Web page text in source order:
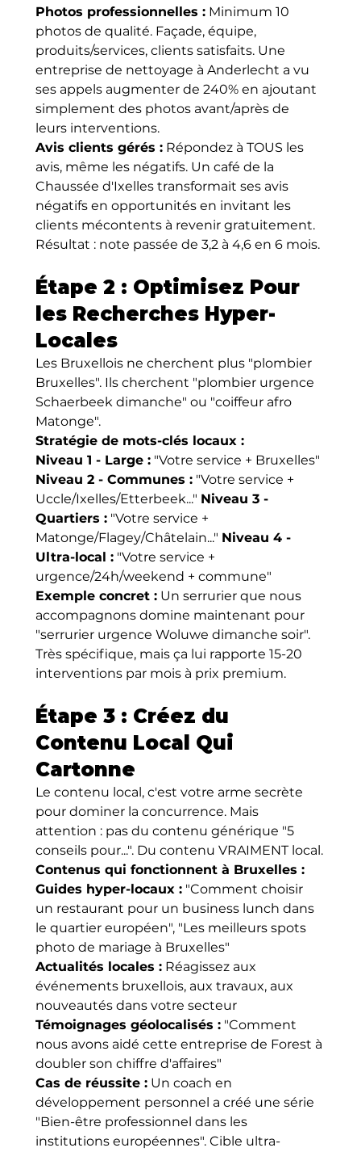
Photos professionnelles : Minimum 10
photos de qualité. Façade, équipe,
produits/services, clients satisfaits. Une
entreprise de nettoyage à Anderlecht a vu
ses appels augmenter de 240% en ajoutant
simplement des photos avant/après de
leurs interventions.
Avis clients gérés : Répondez à TOUS les
avis, même les négatifs. Un café de la
Chaussée d'Ixelles transformait ses avis
négatifs en opportunités en invitant les
clients mécontents à revenir gratuitement.
Résultat : note passée de 3,2 à 4,6 en 6 mois.
Étape 2 : Optimisez Pour
les Recherches Hyper-
Locales
Les Bruxellois ne cherchent plus "plombier
Bruxelles". Ils cherchent "plombier urgence
Schaerbeek dimanche" ou "coiffeur afro
Matonge".
Stratégie de mots-clés locaux :
Niveau 1 - Large : "Votre service + Bruxelles"
Niveau 2 - Communes : "Votre service +
Uccle/Ixelles/Etterbeek..." Niveau 3 -
Quartiers : "Votre service +
Matonge/Flagey/Châtelain..." Niveau 4 -
Ultra-local : "Votre service +
urgence/24h/weekend + commune"
Exemple concret : Un serrurier que nous
accompagnons domine maintenant pour
"serrurier urgence Woluwe dimanche soir".
Très spécifique, mais ça lui rapporte 15-20
interventions par mois à prix premium.
Étape 3 : Créez du
Contenu Local Qui
Cartonne
Le contenu local, c'est votre arme secrète
pour dominer la concurrence. Mais
attention : pas du contenu générique "5
conseils pour...". Du contenu VRAIMENT local.
Contenus qui fonctionnent à Bruxelles :
Guides hyper-locaux : "Comment choisir
un restaurant pour un business lunch dans
le quartier européen", "Les meilleurs spots
photo de mariage à Bruxelles"
Actualités locales : Réagissez aux
événements bruxellois, aux travaux, aux
nouveautés dans votre secteur
Témoignages géolocalisés : "Comment
nous avons aidé cette entreprise de Forest à
doubler son chiffre d'affaires"
Cas de réussite : Un coach en
développement personnel a créé une série
"Bien-être professionnel dans les
institutions européennes". Cible ultra-